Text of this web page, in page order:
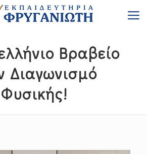
Βραβείο
Διαγωνισμό
Φυσικής!